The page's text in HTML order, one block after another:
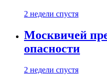
2 недели спустя
Москвичей
опасности
2 недели спустя